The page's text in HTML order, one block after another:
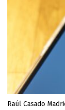
Raúl Casado